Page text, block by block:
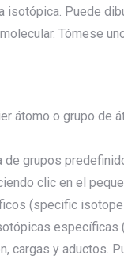
isotópica. Puede
Tómese
átomo o grupo de
de grupos
clic en el
(specific
específicas
cargas y aductos.